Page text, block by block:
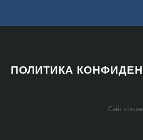
ПОЛИТИКА
Сайт